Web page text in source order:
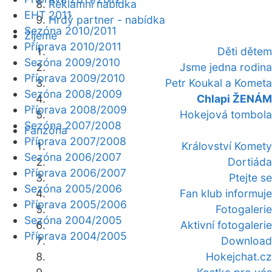
Reklamní nabídka
Hrdý partner - nabídka
Žijeme
Děti dětem
Jsme jedna rodina
Petr Koukal a Kometa
Chlapi ŽENÁM
Hokejová tombola
Fanzóna
Království Komety
Dortiáda
Ptejte se
Fan klub informuje
Fotogalerie
Aktivní fotogalerie
Download
Hokejchat.cz
EHT 2011
Sezóna 2010/2011
Příprava 2010/2011
Sezóna 2009/2010
Příprava 2009/2010
Sezóna 2008/2009
Příprava 2008/2009
Sezóna 2007/2008
Příprava 2007/2008
Sezóna 2006/2007
Příprava 2006/2007
Sezóna 2005/2006
Příprava 2005/2006
Sezóna 2004/2005
Příprava 2004/2005